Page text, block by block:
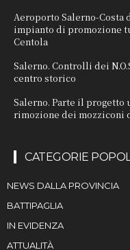
Aeroporto Salerno-
impianto di promozione
Centola
Salerno. Controlli dei
centro storico
Salerno. Parte il
rimozione dei mozziconi
CATEGORIE
NEWS DALLA PROVINCIA
BATTIPAGLIA
IN EVIDENZA
ATTUALITÀ